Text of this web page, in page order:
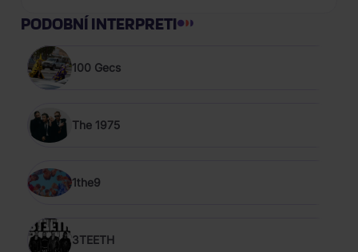
PODOBNÍ INTERPRETI
100 Gecs
The 1975
1the9
3TEETH